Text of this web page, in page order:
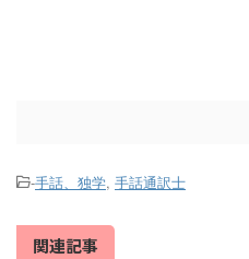
-手話、独学, 手話通訳士
関連記事